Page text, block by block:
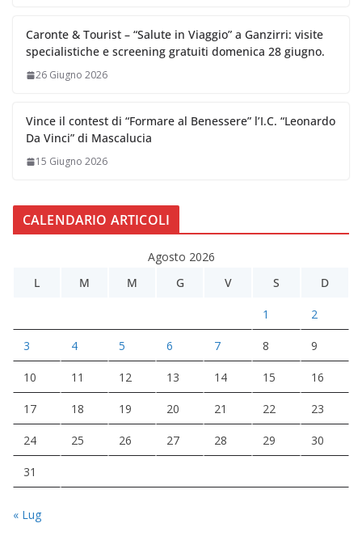
Caronte & Tourist – “Salute in Viaggio” a Ganzirri: visite
specialistiche e screening gratuiti domenica 28 giugno.
26 Giugno 2026
Vince il contest di “Formare al Benessere” l’I.C. “Leonardo
Da Vinci” di Mascalucia
15 Giugno 2026
CALENDARIO ARTICOLI
Agosto 2026
L
M M G V S D
1 2
3 4 5 6 7 8 9
10 11 12 13 14 15 16
17 18 19 20 21 22 23
24 25 26 27 28 29 30
31
« Lug